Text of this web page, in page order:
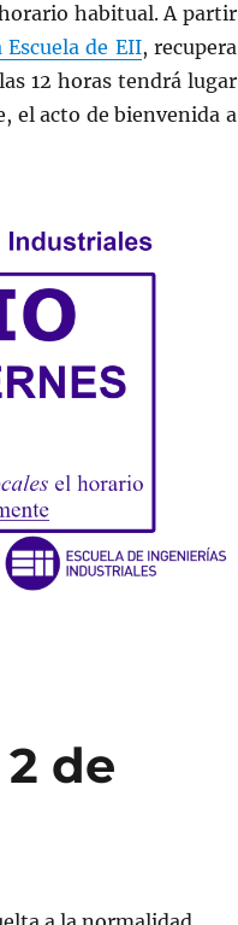
habitual. A partir
de EII, recupera
12 horas tendrá lugar
el acto de bienvenida a
de